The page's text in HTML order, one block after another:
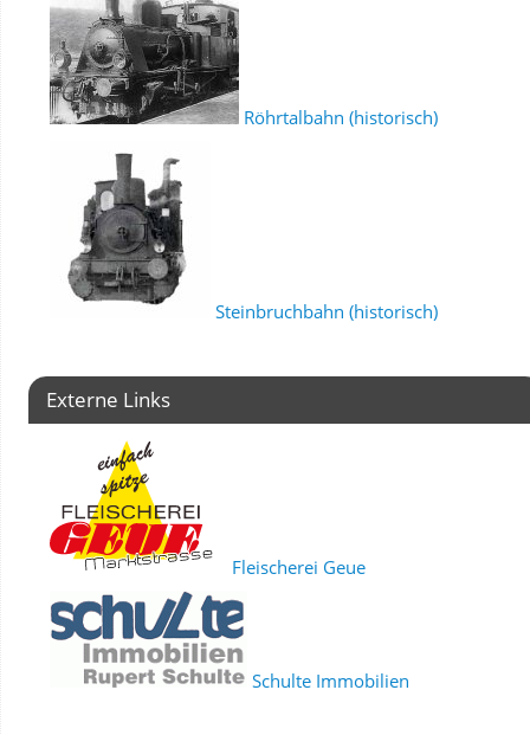
Röhrtalbahn (historisch)
Steinbruchbahn (historisch)
Externe Links
Fleischerei Geue
Schulte Immobilien